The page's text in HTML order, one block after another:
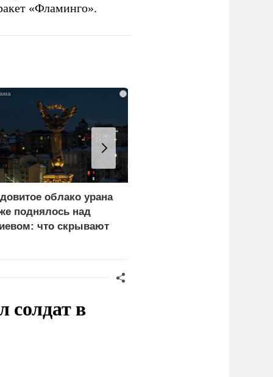
«Фламинго».
i
облако урана
поднялось над
что скрывают
в